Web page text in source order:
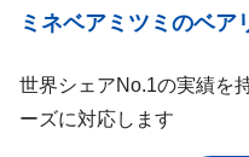
ミネベアミツミのベア
世界シェアNo.1の実績を
ーズに対応します